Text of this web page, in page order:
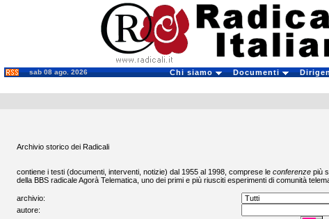
sab 08 ago. 2026 Chi siamo Documenti
Archivio storico dei Radicali
contiene i testi (documenti, interventi, notizie) dal 1955 al 1998, comprese le conferenze più
della BBS radicaleAgorà Telematica , uno dei primi e più riusciti esperimenti di comunità
archivio:
autore: